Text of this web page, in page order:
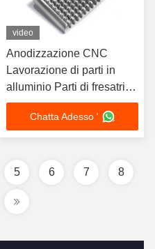
video
Anodizzazione CNC
Lavorazione di parti in
alluminio Parti di fresatrici
personalizzate
Chatta Adesso '
5 6 7 8